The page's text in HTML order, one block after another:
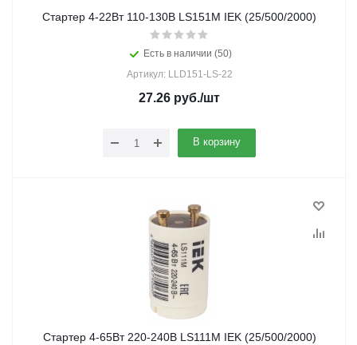
Стартер 4-22Вт 110-130В LS151М IEK (25/500/2000)
Есть в наличии (50)
Артикул: LLD151-LS-22
27.26 руб./шт
В корзину
Стартер 4-65Вт 220-240В LS111М IEK (25/500/2000)